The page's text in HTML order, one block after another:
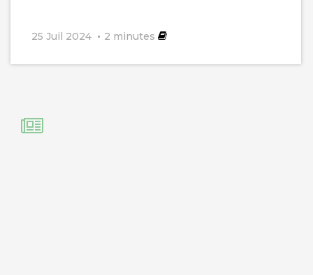
25 Juil 2024 2 minutes